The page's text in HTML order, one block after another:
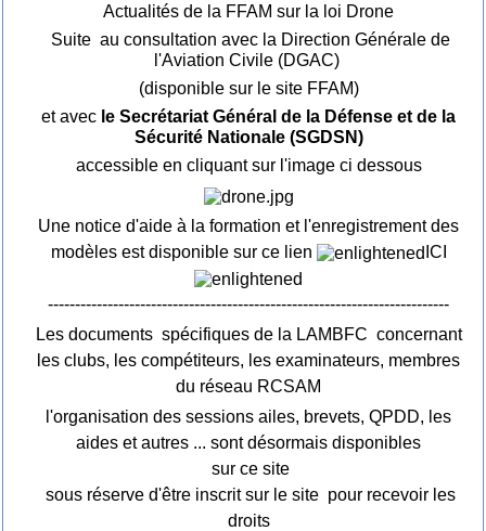
Actualités de la FFAM sur la loi Drone
Suite au consultation avec la Direction Générale de
l'Aviation Civile (DGAC)
(disponible sur le site FFAM)
et avec le Secrétariat Général de la Défense et de la
Sécurité Nationale (SGDSN)
accessible en cliquant sur l'image ci dessous
Une notice d'aide à la formation et l'enregistrement des
modèles est disponible sur ce lien
ICI
--------------------------------------------------------------------------
Les documents spécifiques de la LAMBFC concernant
les clubs, les compétiteurs, les examinateurs, membres
du réseau RCSAM
l'organisation des sessions ailes, brevets, QPDD, les
aides et autres ... sont désormais disponibles
sur ce site
sous réserve d'être inscrit sur le site pour recevoir les
droits